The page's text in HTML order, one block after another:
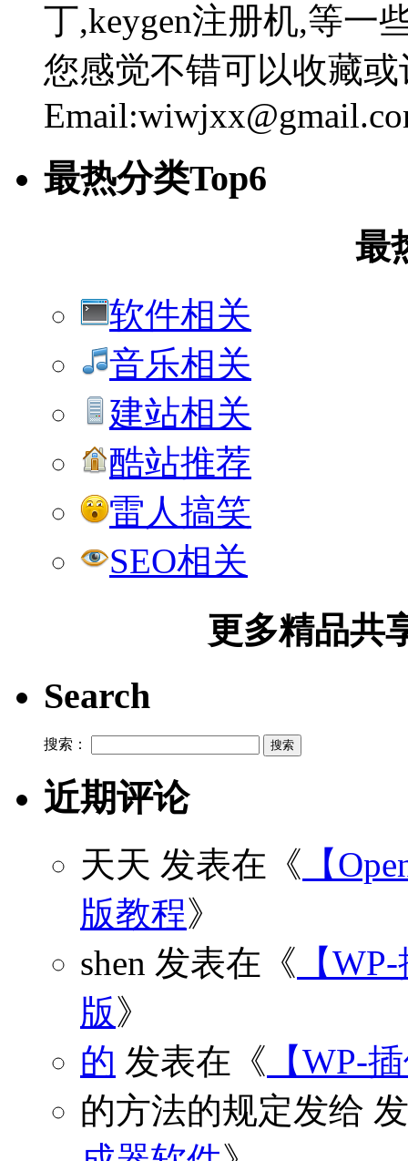
丁,keygen注册机,等一
您感觉不错可以收藏
最热分类Top6
最
软件相关
音乐相关
建站相关
酷站推荐
雷人搞笑
SEO相关
更多精品共
Search
搜索：
近期评论
天天 发表在《 【
版教程》
shen 发表在《 【
版》
的 发表在《 【WP-
的方法的规定发给